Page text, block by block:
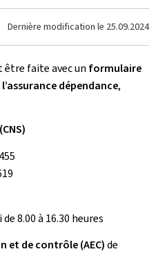
Dernière modification le 25.09.2024
être faite avec un formulaire
dépendance,
8.00 à 16.30 heures
et de contrôle (AEC)de